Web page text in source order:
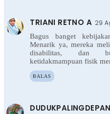
TRIANI RETNO A 29
Bagus banget
Menarik ya, mereka
disabilitas, dan
ketidakmampuan fisik
BALAS
DUDUKPALINGDEPAN